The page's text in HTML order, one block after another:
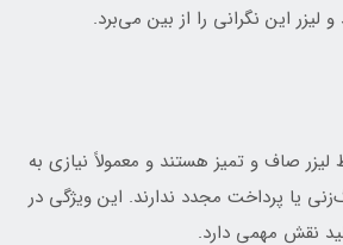
این نگرانی را از بین می‌برد.
صاف و تمیز هستند و معمولاً نیازی به
یا پرداخت مجدد ندارند. این ویژگی در
نقش مهمی دارد.